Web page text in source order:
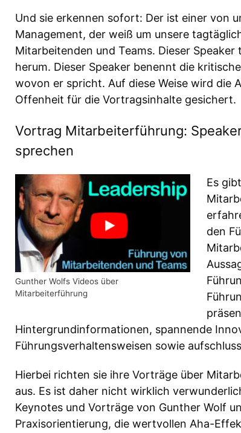
Und sie erkennen sofort: Der ist einer von
Management, der weiß um unsere
Mitarbeitenden und Teams. Dieser
herum. Dieser Speaker benennt die
wovon er spricht. Auf diese Weise wird die
Offenheit für die Vortragsinhalte gesichert.
Vortrag Mitarbeiterführung:
sprechen
Gunther Wolfs Videos über
Mitarbeiterführung
Es
den
Hintergrundinformationen, spannende
Führungsverhaltensweisen sowie
Hierbei richten sie ihre Vorträge über
aus. Es ist daher nicht wirklich
Keynotes und Vorträge von Gunther Wolf
Praxisorientierung, die wertvollen Aha-